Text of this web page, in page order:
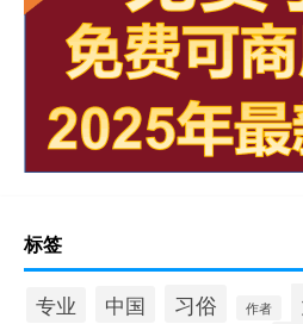
标签
专业 中国 习俗 作者